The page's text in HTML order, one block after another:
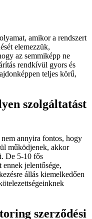
amikor a rendszert
elemezzük,
az semmiképp ne
rendkívül gyors és
teljes körű,
szolgáltatást
annyira fontos, hogy
működjenek, akkor
De 5-10 fős
jelentősége,
állás kiemelkedően
szerződési